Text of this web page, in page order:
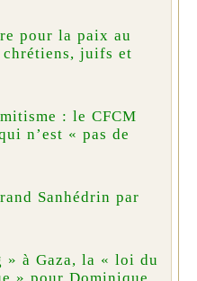
pour la paix au
chrétiens, juifs et
: le CFCM
n’est « pas de
Sanhédrin par
» à Gaza, la « loi du
» pour Dominique